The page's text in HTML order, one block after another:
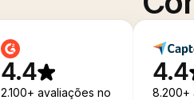
4.4
2.100+ avaliações no
4.4
8.200+